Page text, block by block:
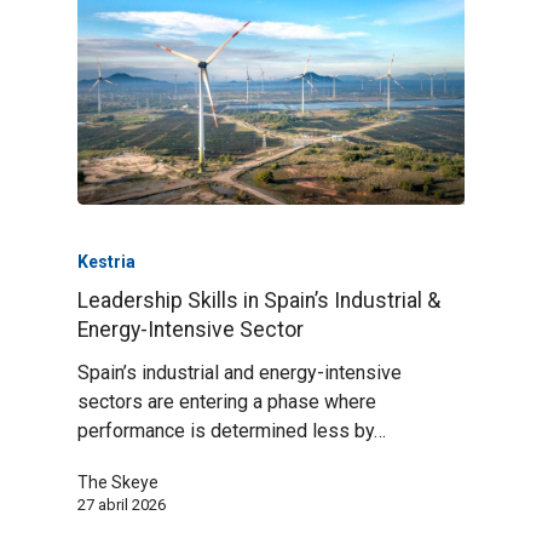
Kestria
Leadership Skills in Spain’s Industrial &
Energy-Intensive Sector
Spain’s industrial and energy-intensive
sectors are entering a phase where
performance is determined less by…
The Skeye
27 abril 2026